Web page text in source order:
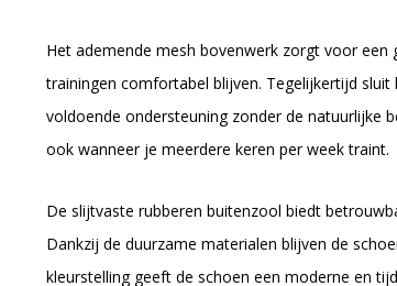
Het ademende mesh bovenwerk zorgt voor
trainingen comfortabel blijven. Tegelijkertijd
voldoende ondersteuning zonder de natuurlijke
ook wanneer je meerdere keren per week traint.
De slijtvaste rubberen buitenzool biedt
Dankzij de duurzame materialen blijven de
kleurstelling geeft de schoen een moderne en